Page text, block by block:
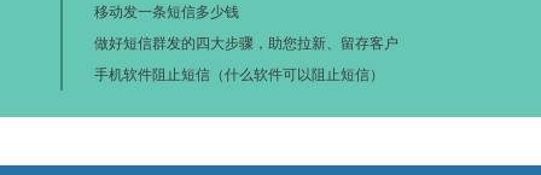
移动发一条短信多少钱
做好短信群发的四大步骤，助您拉新、留存客户
手机软件阻止短信（什么软件可以阻止短信）